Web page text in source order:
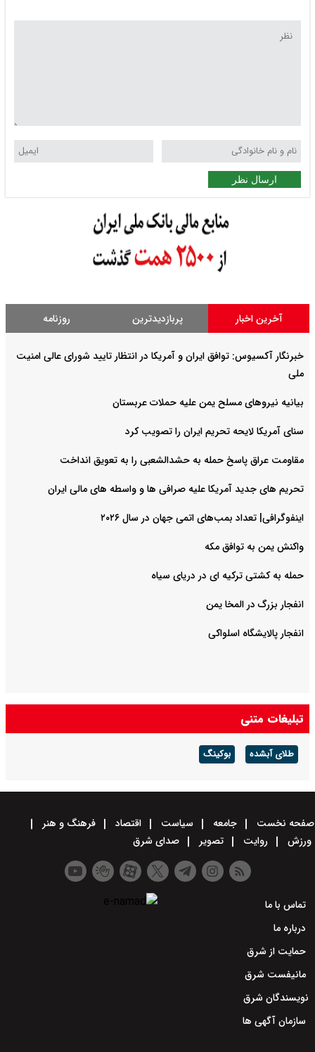
ارسال نظر
آخرین اخبار پربازدیدترین روزنامه
خبرنگار آکسیوس: توافق ایران و آمریکا در انتظار تایید شورای عالی امنیت
ملی
بیانیه نیروهای مسلح یمن علیه حملات عربستان
سنای آمریکا لایحه تحریم ایران را تصویب کرد
مقاومت عراق پاسخ حمله به حشدالشعبی را به تعویق انداخت
تحریم های جدید آمریکا علیه صرافی ها و واسطه های مالی ایران
اینفوگرافی| تعداد بمب‌های اتمی جهان در سال ۲۰۲۶
واکنش یمن به توافق مکه
حمله به کشتی ترکیه ای در دریای سیاه
انفجار بزرگ در المخا یمن
انفجار پالایشگاه اسلواکی
تبلیغات متنی
طلای آبشده بوکینگ
صفحه نخست جامعه سیاست اقتصاد
فرهنگ و هنر
ورزش
روایت تصویر صدای شرق
تماس با ما
درباره ما
حمایت از شرق
مانیفست شرق
نویسندگان شرق
سازمان آگهی ها